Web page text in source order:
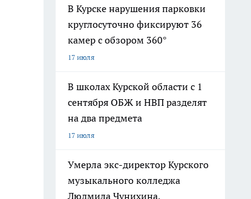
В Курске нарушения парковки
круглосуточно фиксируют 36
камер с обзором 360°
17 июля
В школах Курской области с 1
сентября ОБЖ и НВП разделят
на два предмета
17 июля
Умерла экс-директор Курского
музыкального колледжа
Людмила Чунихина,